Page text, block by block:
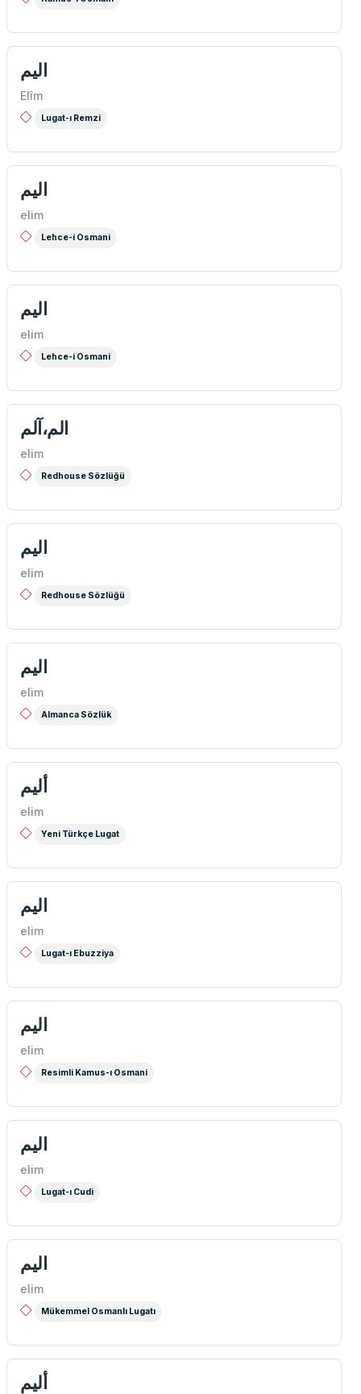
اليم
Elîm
Lugat-ı Remzi
اليم
elim
Lehce-i Osmani
اليم
elim
Lehce-i Osmani
الم،آلم
elim
Redhouse Sözlüğü
الیم
elim
Redhouse Sözlüğü
اليم
elim
Almanca Sözlük
أليم
elim
Yeni Türkçe Lugat
الیم
elim
Lugat-ı Ebuzziya
اليم
elim
Resimli Kamus-ı Osmani
اليم
elim
Lugat-ı Cudi
الیم
elim
Mükemmel Osmanlı Lugatı
ألیم